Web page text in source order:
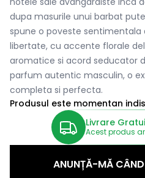
dupa masurile unui barbat
spune o poveste
libertate, cu accente florale
aromatice si acord seducator
parfum autentic masculin, o
completa si perfecta.
Produsul este momentan
Livrare
Acest produs
ANUNȚĂ-MĂ CÂND